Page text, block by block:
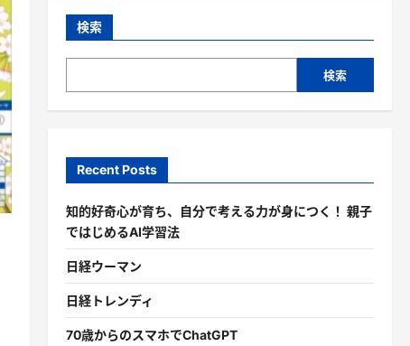
検索
検索
Recent Posts
知的好奇心が育ち、自分で考える力が身につく！ 親子
ではじめるAI学習法
日経ウーマン
日経トレンディ
70歳からのスマホでChatGPT